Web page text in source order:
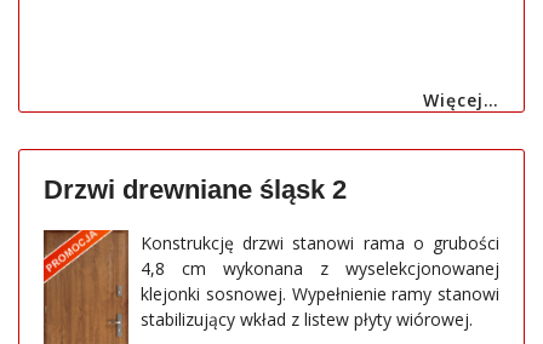
Więcej…
Drzwi drewniane śląsk 2
Konstrukcję drzwi stanowi rama o grubości
4,8 cm wykonana z wyselekcjonowanej
klejonki sosnowej. Wypełnienie ramy stanowi
stabilizujący wkład z listew płyty wiórowej.